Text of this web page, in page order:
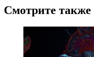
Смотрите